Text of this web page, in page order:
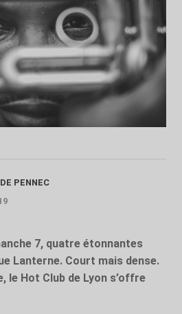
PENNEC
7, quatre étonnantes
Lanterne. Court mais dense.
le Hot Club de Lyon s’offre